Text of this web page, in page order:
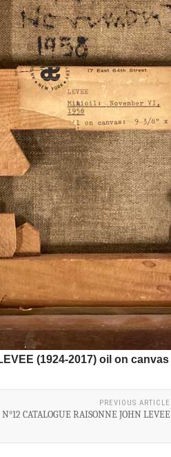
(1924-2017) oil on canvas
PREVIOUS ARTICLE
N°12 CATALOGUE RAISONNE JOHN LEVEE